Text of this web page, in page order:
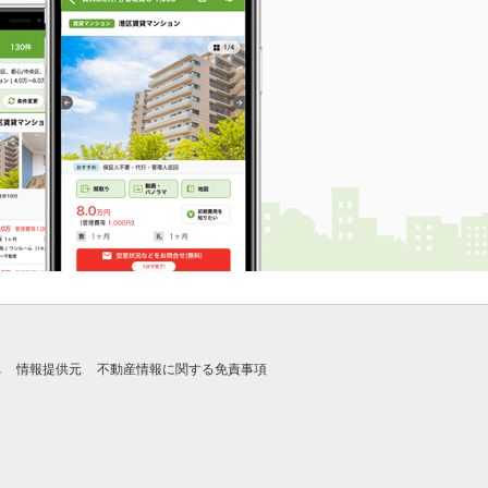
情報提供元 不動産情報に関する免責事項